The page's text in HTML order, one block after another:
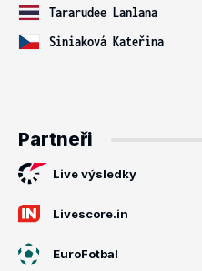
Tararudee Lanlana
Siniaková Kateřina
Partneři
Live výsledky
Livescore.in
EuroFotbal